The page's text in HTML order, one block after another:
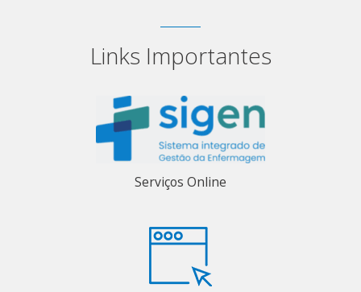
Links Importantes
Serviços Online